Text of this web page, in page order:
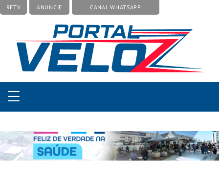
RFTV ANUNCIE CANAL WHATSAPP